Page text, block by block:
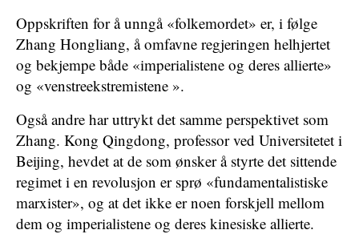
Oppskriften for å unngå «folkemordet» er, i følge
Zhang Hongliang, å omfavne regjeringen helhjertet
og bekjempe både «imperialistene og deres allierte»
og «venstreekstremistene ».
Også andre har uttrykt det samme perspektivet som
Zhang. Kong Qingdong, professor ved Universitetet i
Beijing, hevdet at de som ønsker å styrte det sittende
regimet i en revolusjon er sprø «fundamentalistiske
marxister», og at det ikke er noen forskjell mellom
dem og imperialistene og deres kinesiske allierte.